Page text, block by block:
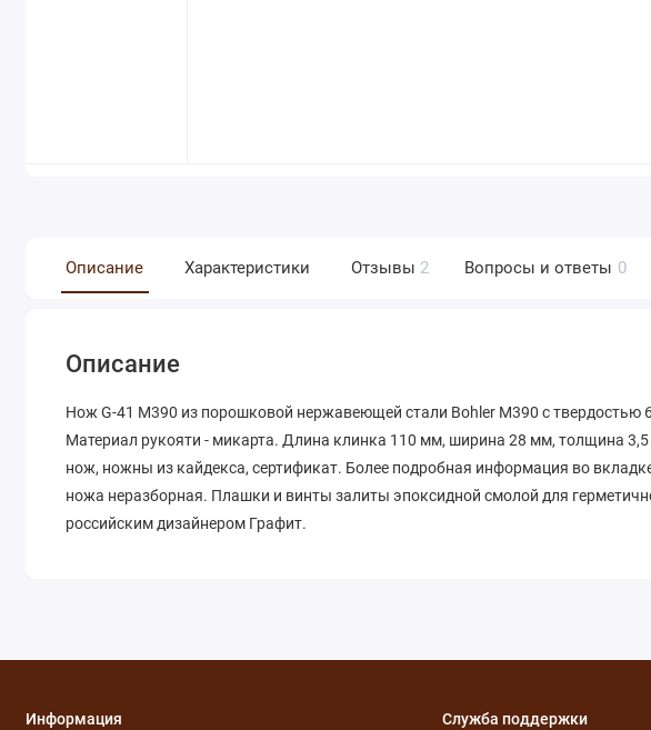
Описание Характеристики Отзывы 2 Вопросы и ответы 0
Описание
Нож G-41 M390 из порошковой нержавеющей стали Bohler M390 с твердостью
Материал рукояти - микарта. Длина клинка 110 мм, ширина 28 мм, толщина
нож, ножны из кайдекса, сертификат. Более подробная информация во
ножа неразборная. Плашки и винты залиты эпоксидной смолой для
российским дизайнером Графит.
Информация Служба поддержки